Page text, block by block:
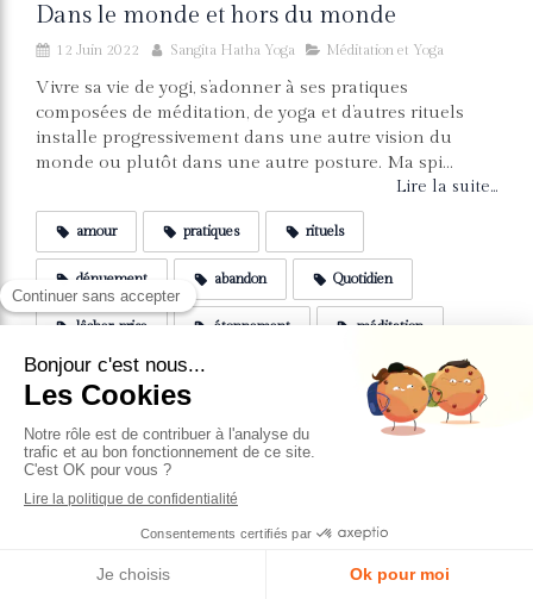
Dans le monde et hors du monde
12 Juin 2022 Sangita Hatha Yoga Méditation et Yoga
Vivre sa vie de yogi, s’adonner à ses pratiques
composées de méditation, de yoga et d’autres rituels
installe progressivement dans une autre vision du
monde ou plutôt dans une autre posture. Ma spi...
Lire la suite...
amour pratiques rituels
dénuement abandon Quotidien
lâcher-prise étonnement méditation
yoga
1 article
Rechercher